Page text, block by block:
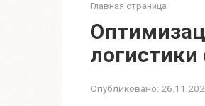
Главная страница
Опубликовано: